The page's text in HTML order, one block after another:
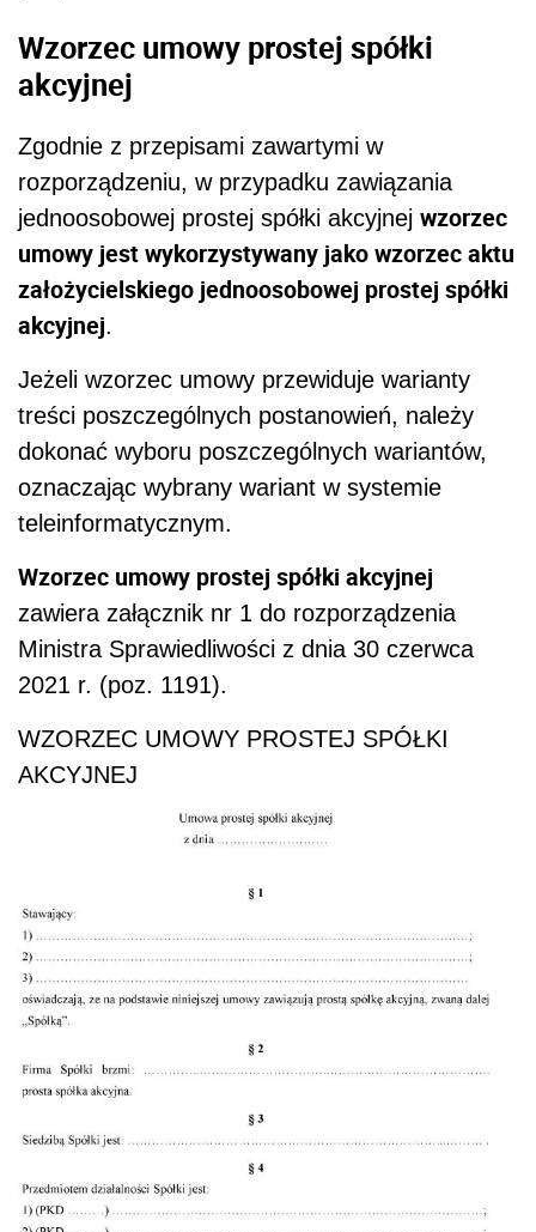
Wzorzec umowy prostej spółki
akcyjnej
Zgodnie z przepisami zawartymi w
rozporządzeniu, w przypadku zawiązania
jednoosobowej prostej spółki akcyjnej wzorzec
umowy jest wykorzystywany jako wzorzec aktu
założycielskiego jednoosobowej prostej spółki
akcyjnej.
Jeżeli wzorzec umowy przewiduje warianty
treści poszczególnych postanowień, należy
dokonać wyboru poszczególnych wariantów,
oznaczając wybrany wariant w systemie
teleinformatycznym.
Wzorzec umowy prostej spółki akcyjnej
zawiera załącznik nr 1 do rozporządzenia
Ministra Sprawiedliwości z dnia 30 czerwca
2021 r. (poz. 1191).
WZORZEC UMOWY PROSTEJ SPÓŁKI
AKCYJNEJ